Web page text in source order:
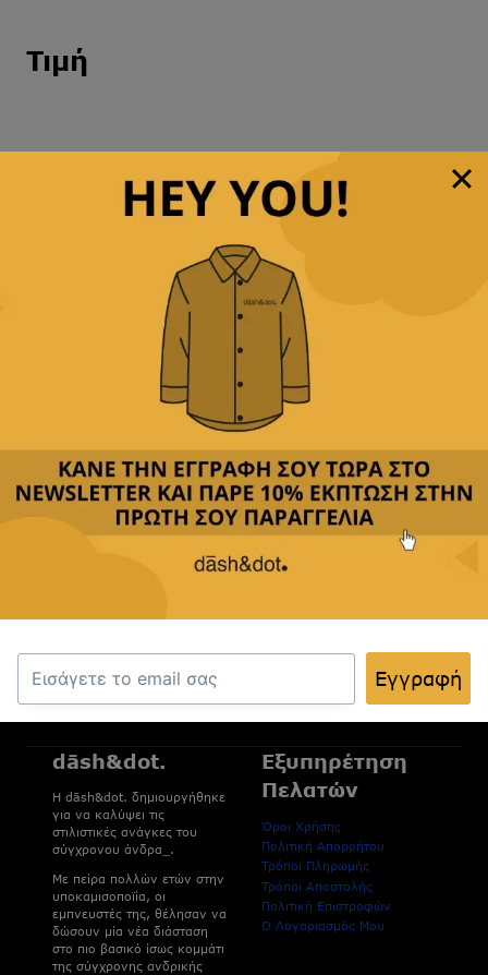
Τιμή
Εγγραφείτε στο
newsletter μας
Για να λαμβάνετε νέες κυκλοφορίες,
αποκλειστικές προσφορές και ιδέες που
ανανεώνουν την καθημερινότητά σας.
dāsh&dot.
H dāsh&dot. δημιουργήθηκε
για να καλύψει τις
στιλιστικές ανάγκες του
σύγχρονου άνδρα_.
Με πείρα πολλών ετών στην
υποκαμισοποϊία, οι
εμπνευστές της, θέλησαν να
δώσουν μία νέα διάσταση
στο πιο βασικό ίσως κομμάτι
της σύγχρονης ανδρικής
Εξυπηρέτηση
Πελατών
Όροι Χρήσης
Πολιτική Απορρήτου
Τρόποι Πληρωμής
Τρόποι Αποστολής
Πολιτική Επιστροφών
Ο Λογαριασμός Μου
Εγγραφή